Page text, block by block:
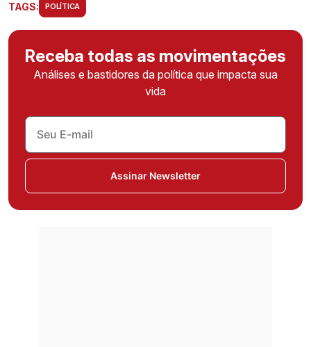
TAGS: POLÍTICA
Receba todas as movimentações
Análises e bastidores da política que impacta sua
vida
Assinar Newsletter